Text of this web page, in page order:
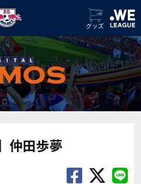
グッズ
仲田歩夢